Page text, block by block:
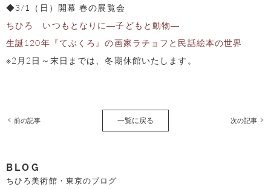
◆3/1（日）開幕 春の展覧会
ちひろ いつもとなりに―子どもと動物―
生誕120年『てぶくろ』の画家ラチョフと民話絵本の世界
※2月2日～末日までは、冬期休館いたします。
前の記事 一覧に戻る 次の記事
BLOG
ちひろ美術館・東京のブログ